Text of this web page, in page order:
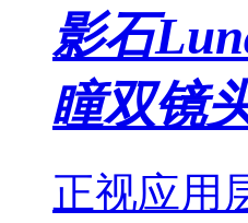
影石
瞳双镜
正视应用